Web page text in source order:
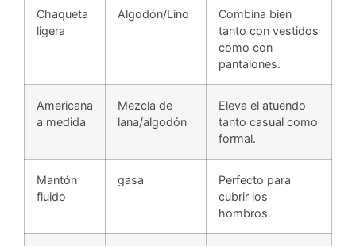
Chaqueta
ligera
Algodón/Lino
Combina bien
tanto con vestidos
como con
pantalones.
Americana
a medida
Mezcla de
lana/algodón
Eleva el atuendo
tanto casual como
formal.
Mantón
fluido
gasa
Perfecto para
cubrir los
hombros.